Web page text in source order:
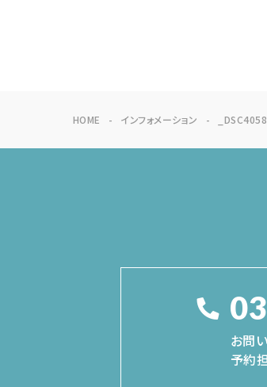
HOME インフォメーション _DSC4058
お問
予約